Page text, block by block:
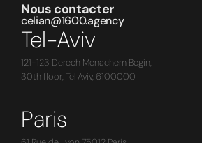
Nous contacter
celian@1600.agency
Tel-Aviv
121-123 Derech Menachem Begin,
30th floor, Tel Aviv, 6100000
Paris